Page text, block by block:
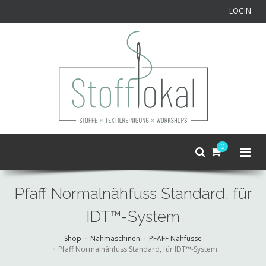
LOGIN
0
Pfaff Normalnähfuss Standard, für
IDT™-System
Shop Nähmaschinen
PFAFF Nähfüsse
Pfaff Normalnähfuss Standard, für IDT™-System